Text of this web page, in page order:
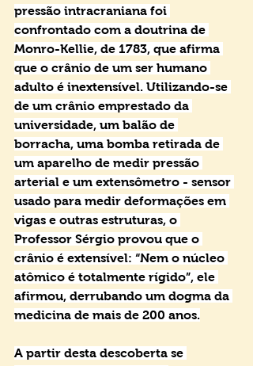
pressão intracraniana foi
confrontado com a doutrina de
Monro-Kellie, de 1783, que afirma
que o crânio de um ser humano
adulto é inextensível. Utilizando-se
de um crânio emprestado da
universidade, um balão de
borracha, uma bomba retirada de
um aparelho de medir pressão
arterial e um extensômetro - sensor
usado para medir deformações em
vigas e outras estruturas, o
Professor Sérgio provou que o
crânio é extensível: “Nem o núcleo
atômico é totalmente rígido”, ele
afirmou, derrubando um dogma da
medicina de mais de 200 anos.
A partir desta descoberta se